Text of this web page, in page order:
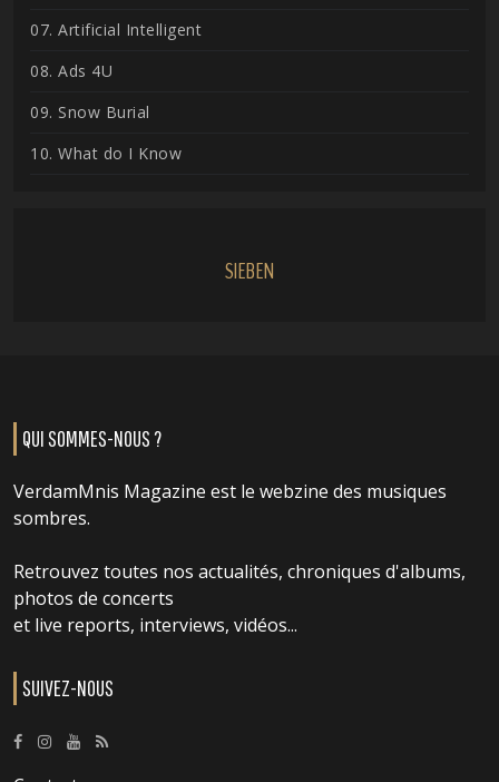
07. Artificial Intelligent
08. Ads 4U
09. Snow Burial
10. What do I Know
SIEBEN
QUI SOMMES-NOUS ?
VerdamMnis Magazine est le webzine des musiques
sombres.
Retrouvez toutes nos actualités, chroniques d'albums,
photos de concerts
et live reports, interviews, vidéos...
SUIVEZ-NOUS